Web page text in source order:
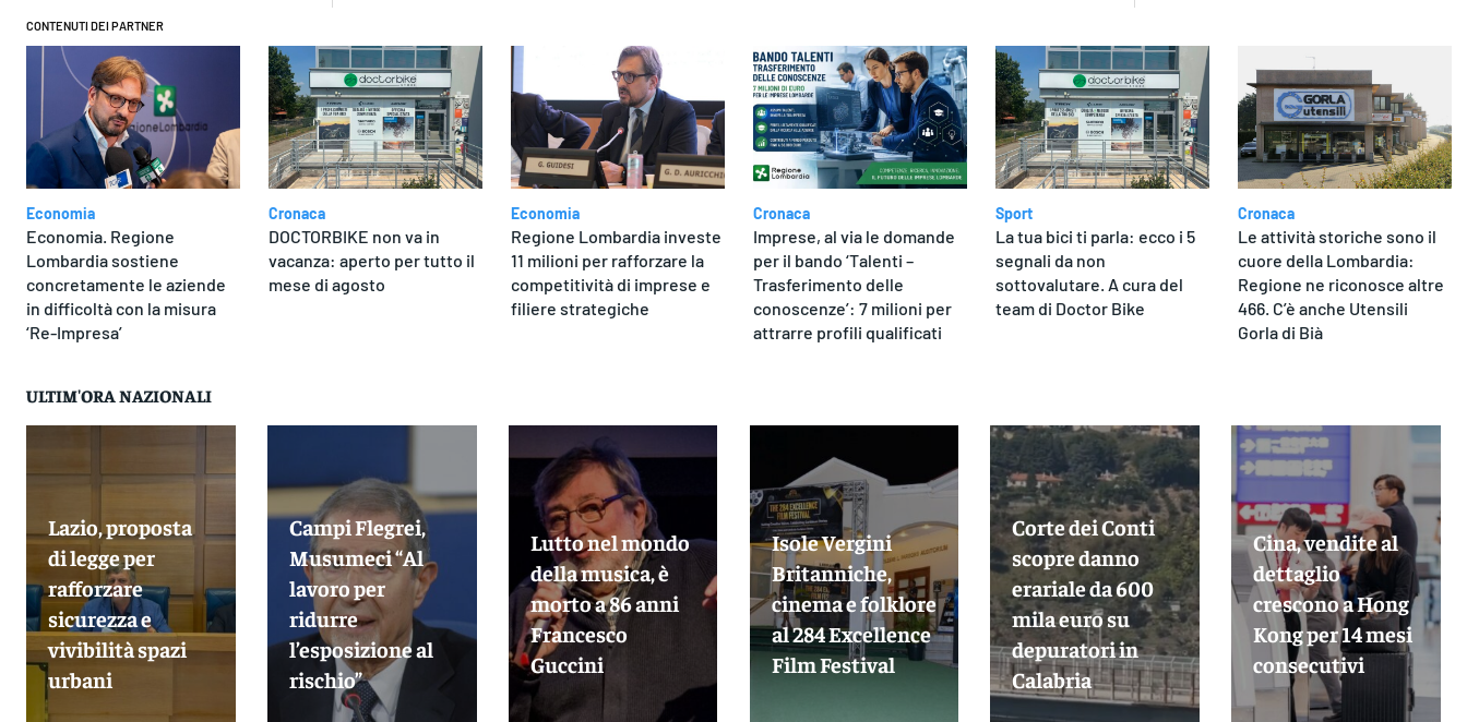
CONTENUTI DEI PARTNER
Economia
Economia. Regione
Lombardia sostiene
concretamente le aziende
in difficoltà con la misura
‘Re-Impresa’
Cronaca
DOCTORBIKE non va in
vacanza: aperto per tutto il
mese di agosto
Economia
Regione Lombardia investe
11 milioni per rafforzare la
competitività di imprese e
filiere strategiche
Cronaca
Imprese, al via le domande
per il bando ‘Talenti –
Trasferimento delle
conoscenze’: 7 milioni per
attrarre profili qualificati
Sport
La tua bici ti parla: ecco i 5
segnali da non
sottovalutare. A cura del
team di Doctor Bike
Cronaca
Le attività storiche sono il
cuore della Lombardia:
Regione ne riconosce altre
466. C’è anche Utensili
Gorla di Bià
ULTIM'ORA NAZIONALI
Lazio, proposta
di legge per
rafforzare
sicurezza e
vivibilità spazi
urbani
Campi Flegrei,
Musumeci “Al
lavoro per
ridurre
l’esposizione al
rischio”
Lutto nel mondo
della musica, è
morto a 86 anni
Francesco
Guccini
Isole Vergini
Britanniche,
cinema e folklore
al 284 Excellence
Film Festival
Corte dei Conti
scopre danno
erariale da 600
mila euro su
depuratori in
Calabria
Cina, vendite al
dettaglio
crescono a Hong
Kong per 14 mesi
consecutivi